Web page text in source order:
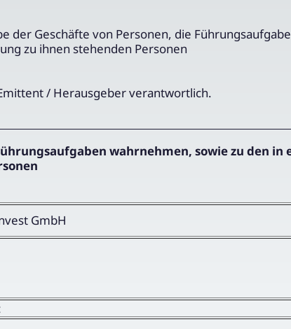
der Geschäfte von Personen, die
zu ihnen stehenden Personen
/ Herausgeber verantwortlich.
wahrnehmen, sowie zu den in
GmbH